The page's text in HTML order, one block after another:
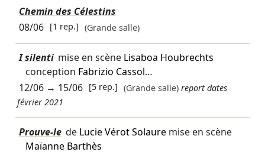
Chemin des Célestins
08/06 [1 rep.] (Grande salle)
I silenti mise en scène Lisaboa Houbrechts
conception Fabrizio Cassol…
12/06→ 15/06 [5 rep.] (Grande salle) report dates
février 2021
Prouve-le de Lucie Vérot Solauremise en scène
Maïanne Barthès